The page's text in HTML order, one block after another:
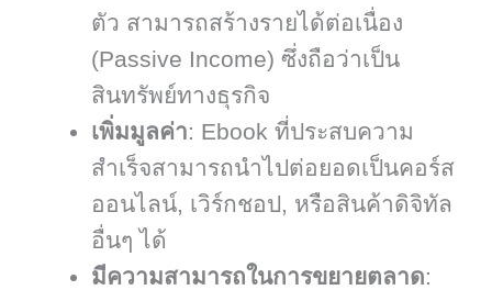
ตัว สามารถสร้างรายได้ต่อเนื่อง
(Passive Income) ซึ่งถือว่าเป็น
สินทรัพย์ทางธุรกิจ
เพิ่มมูลค่า: Ebook ที่ประสบความ
สำเร็จสามารถนำไปต่อยอดเป็นคอร์ส
ออนไลน์, เวิร์กชอป, หรือสินค้าดิจิทัล
อื่นๆ ได้
มีความสามารถในการขยายตลาด: